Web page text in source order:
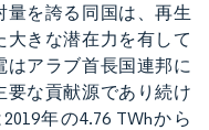
を誇る同国は、再生
きな潜在力を有して
はアラブ首長国連邦に
要な貢献源であり続け
年の4.76 TWhから